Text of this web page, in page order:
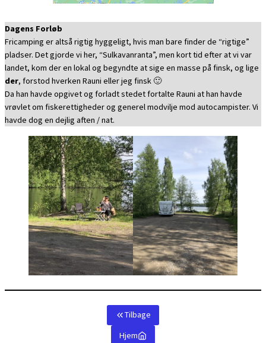
Dagens Forløb
Fricamping er altså rigtig hyggeligt, hvis man bare finder de “rigtige”
pladser. Det gjorde vi her, “Sulkavanranta”, men kort tid efter at vi var
landet, kom der en lokal og begyndte at sige en masse på finsk, og lige
der, forstod hverken Rauni eller jeg finsk 🙂
Da han havde opgivet og forladt stedet fortalte Rauni at han havde
vrøvlet om fiskerettigheder og generel modvilje mod autocampister. Vi
havde dog en dejlig aften / nat.
Tilbage
Hjem